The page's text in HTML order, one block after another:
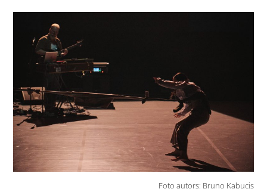
Foto autors: Bruno Kabucis